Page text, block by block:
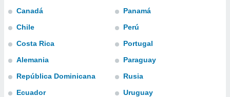
y análisis
en
perfil
y
Canadá
Chile
Costa Rica
Alemania
República Dominicana
Ecuador
Panamá
Perú
Portugal
Paraguay
Rusia
Uruguay